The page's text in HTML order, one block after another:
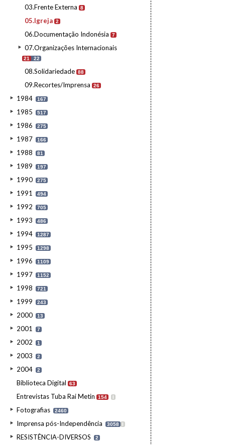
03.Frente Externa 8
05.Igreja 2
06.Documentação Indonésia 7
07.Organizações Internacionais
21 22
08.Solidariedade 88
09.Recortes/Imprensa 26
1984 167
1985 517
1986 275
1987 166
1988 81
1989 197
1990 275
1991 494
1992 705
1993 486
1994 1287
1995 1298
1996 1109
1997 1152
1998 721
1999 243
2000 13
2001 7
2002 1
2003 2
2004 2
Biblioteca Digital 63
Entrevistas Tuba Rai Metin 154 I
Fotografias 2460
Imprensa pós-Independência 3058 I
RESISTÊNCIA-DIVERSOS 2